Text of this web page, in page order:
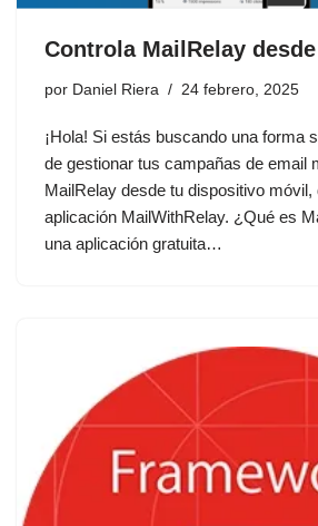
Controla MailRelay
por Daniel Riera 24 febrero, 2025
¡Hola! Si estás buscando una forma
de gestionar tus campañas de email
MailRelay desde tu dispositivo móvil,
aplicación MailWithRelay. ¿Qué es
una aplicación gratuita…